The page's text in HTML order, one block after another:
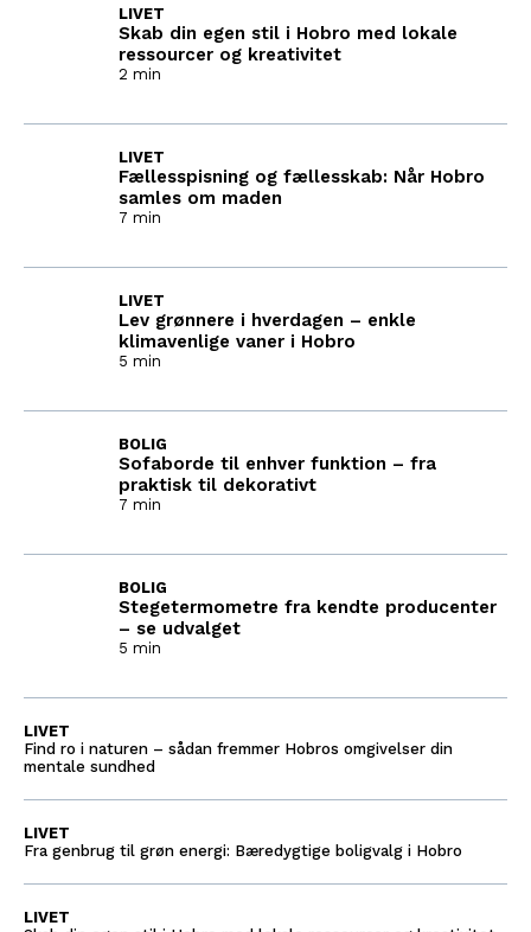
Skab din egen stil i Hobro med lokale
ressourcer og kreativitet
LIVET
2 min
Fællesspisning og fællesskab: Når Hobro
samles om maden
LIVET
7 min
Lev grønnere i hverdagen – enkle
klimavenlige vaner i Hobro
LIVET
5 min
Sofaborde til enhver funktion – fra
praktisk til dekorativt
BOLIG
7 min
Stegetermometre fra kendte producenter
– se udvalget
BOLIG
5 min
Find ro i naturen – sådan fremmer Hobros omgivelser din
mentale sundhed
LIVET
Fra genbrug til grøn energi: Bæredygtige boligvalg i Hobro
LIVET
LIVET